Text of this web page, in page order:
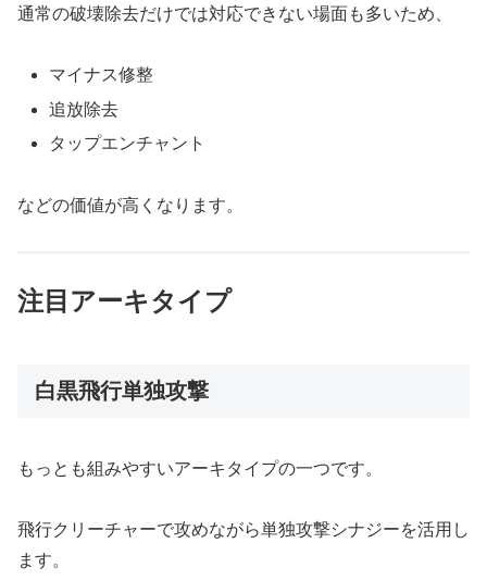
通常の破壊除去だけでは対応できない場面も多いため、
マイナス修整
追放除去
タップエンチャント
などの価値が高くなります。
注目アーキタイプ
白黒飛行単独攻撃
もっとも組みやすいアーキタイプの一つです。
飛行クリーチャーで攻めながら単独攻撃シナジーを活用し
ます。